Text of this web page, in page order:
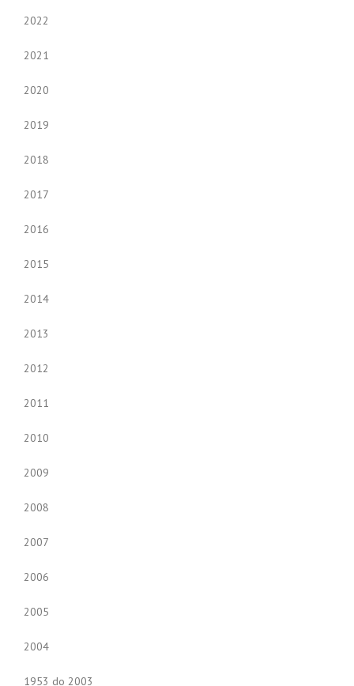
2022
2021
2020
2019
2018
2017
2016
2015
2014
2013
2012
2011
2010
2009
2008
2007
2006
2005
2004
1953 do 2003